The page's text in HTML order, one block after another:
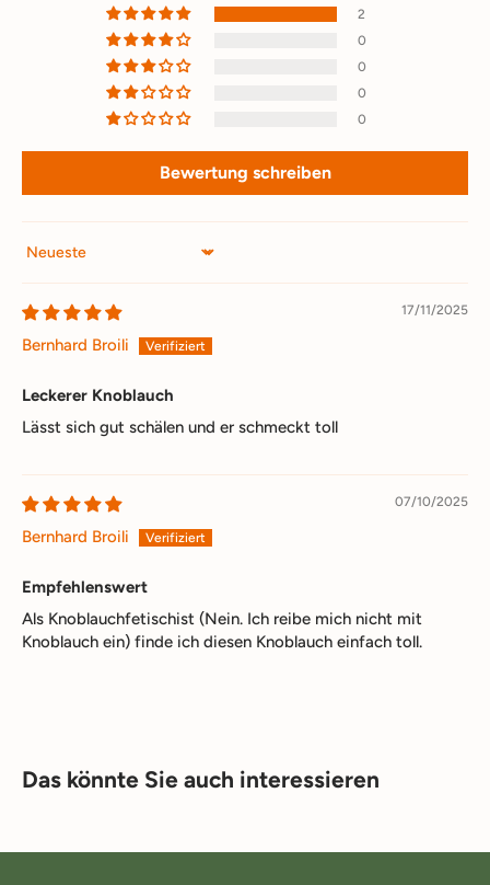
2
0
0
0
0
Bewertung schreiben
Sort by
17/11/2025
Bernhard Broili
Leckerer Knoblauch
Lässt sich gut schälen und er schmeckt toll
07/10/2025
Bernhard Broili
Empfehlenswert
Als Knoblauchfetischist (Nein. Ich reibe mich nicht mit
Knoblauch ein) finde ich diesen Knoblauch einfach toll.
Das könnte Sie auch interessieren